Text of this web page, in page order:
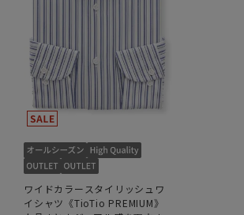
ワイドカラースタイリッシュワ
イシャツ《TioTio PREMIUM》